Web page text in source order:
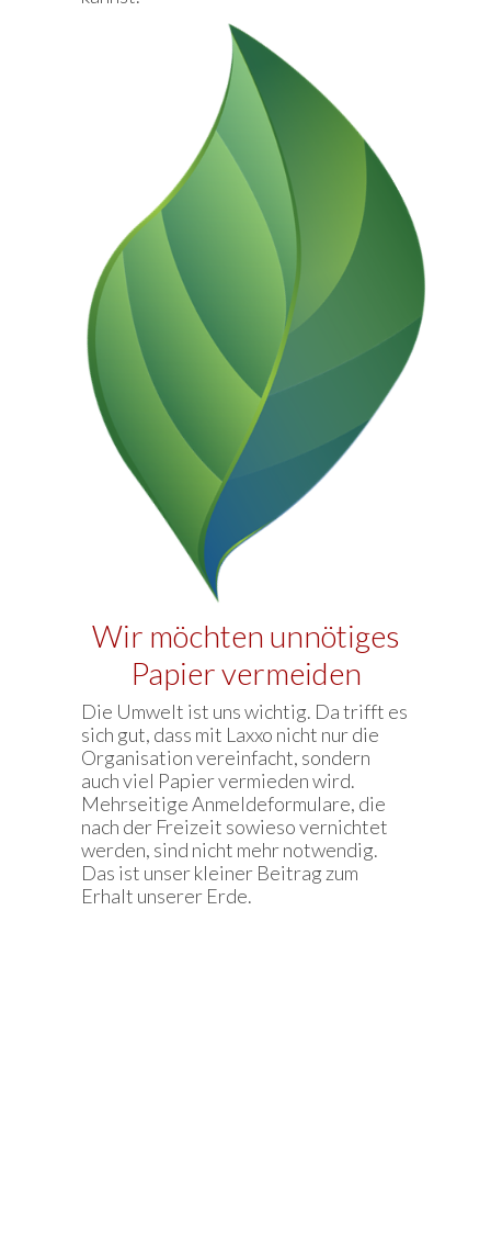
Wir möchten unnötiges
Papier vermeiden
Die Umwelt ist uns wichtig. Da trifft es
sich gut, dass mit Laxxo nicht nur die
Organisation vereinfacht, sondern
auch viel Papier vermieden wird.
Mehrseitige Anmeldeformulare, die
nach der Freizeit sowieso vernichtet
werden, sind nicht mehr notwendig.
Das ist unser kleiner Beitrag zum
Erhalt unserer Erde.